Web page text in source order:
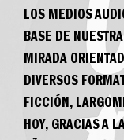
LOS MEDIOS
BASE DE
MIRADA
DIVERSOS
FICCIÓN,
HOY, GRACIAS A